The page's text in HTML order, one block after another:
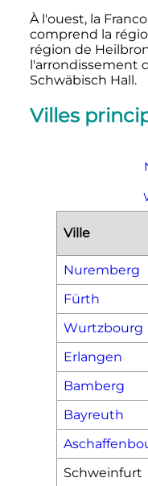
À l'ouest, la
comprend la
région de
l'arrondissement
Schwäbisch Hall.
Villes
Ville
Nuremberg
Fürth
Wurtzbourg
Erlangen
Bamberg
Bayreuth
Schweinfurt